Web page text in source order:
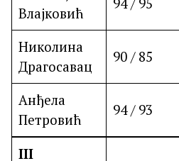
Влајковић
Николина
Драгосавац
90 / 85
Анђела
Петровић
94 / 93
III